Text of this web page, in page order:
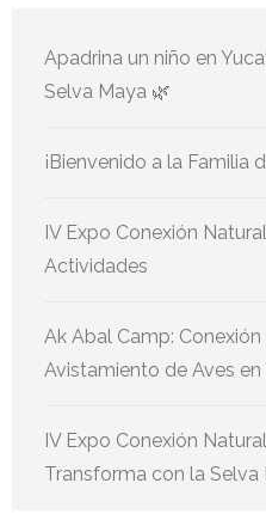
Apadrina un niño en
Selva Maya 🌿
¡Bienvenido a la Familia
IV Expo Conexión
Actividades
Ak Abal Camp:
Avistamiento de Aves en
IV Expo Conexión
Transforma con la Selva